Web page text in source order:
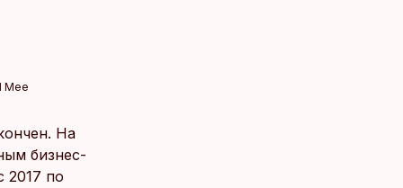
Mee
На
бизнес-
2017 по